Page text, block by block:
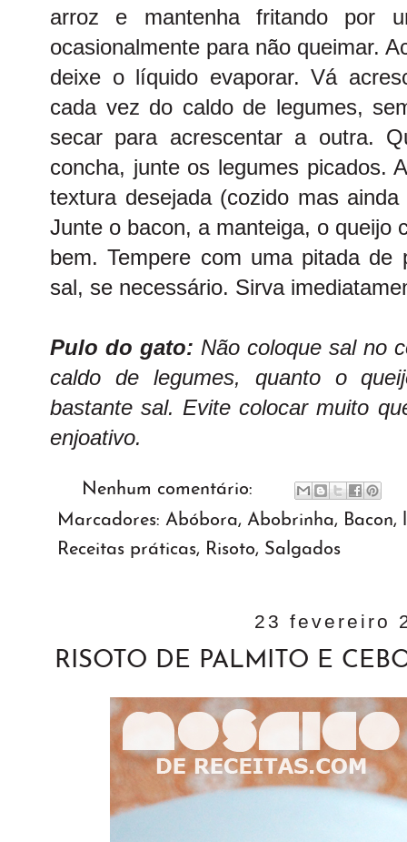
arroz e mantenha fritando por
ocasionalmente para não queimar.
deixe o líquido evaporar. Vá
cada vez do caldo de legumes,
secar para acrescentar a outra.
concha, junte os legumes picados.
textura desejada (cozido mas
Junte o bacon, a manteiga, o queijo
bem. Tempere com uma pitada
sal, se necessário. Sirva
Pulo do gato: Não coloque sal no
caldo de legumes, quanto o
bastante sal. Evite colocar muito
enjoativo.
Nenhum comentário:
Marcadores: Abóbora, Abobrinha, Bacon,
Receitas práticas, Risoto, Salgados
23 fevereiro
RISOTO DE PALMITO E